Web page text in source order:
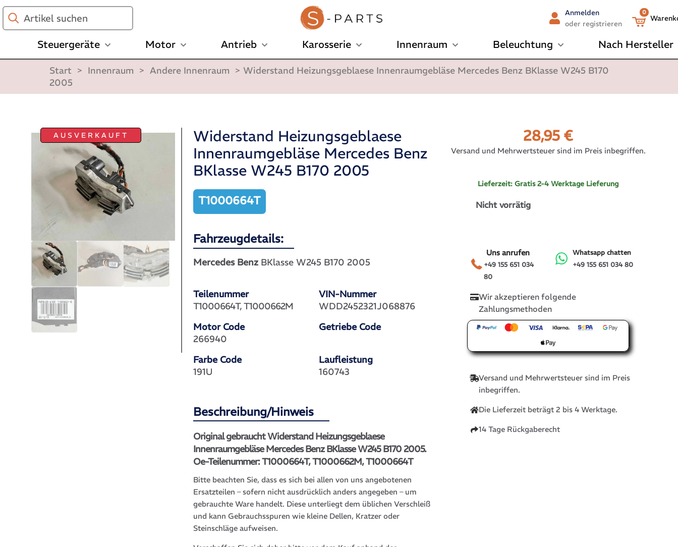
Artikel
suchen
Anmelden
oder registrieren
0
Steuergeräte Motor Antrieb Karosserie Innenraum Beleuchtung Nach Hersteller
Start > Innenraum > Andere Innenraum > Widerstand Heizungsgeblaese Innenraumgebläse Mercedes Benz BKlasse W245 B170
2005
AUSVERKAUFT
Widerstand Heizungsgeblaese
Innenraumgebläse Mercedes Benz
BKlasse W245 B170 2005
T1000664T
Fahrzeugdetails:
Mercedes Benz BKlasse W245 B170 2005
Teilenummer
VIN-Nummer
T1000664T, T1000662M
WDD2452321J068876
Motor Code
Getriebe Code
266940
Farbe Code
Laufleistung
191U
160743
Beschreibung/Hinweis
Original gebraucht Widerstand Heizungsgeblaese
Innenraumgebläse Mercedes Benz BKlasse W245 B170 2005.
Oe-Teilenummer: T1000664T, T1000662M, T1000664T
Bitte beachten Sie, dass es sich bei allen von uns angebotenen
Ersatzteilen – sofern nicht ausdrücklich anders angegeben – um
gebrauchte Ware handelt. Diese unterliegt dem üblichen Verschleiß
und kann Gebrauchsspuren wie kleine Dellen, Kratzer oder
Steinschläge aufweisen.
28,95€
Versand und Mehrwertsteuer sind im Preis inbegriffen.
Lieferzeit:Gratis 2-4 Werktage Lieferung
Nicht vorrätig
+49 155 651 034
80
Uns anrufen
+49 155 651 034 80
Whatsapp chatten
Wir akzeptieren folgende
Zahlungsmethoden
Versand und Mehrwertsteuer sind im Preis
inbegriffen.
Die Lieferzeit beträgt 2 bis 4 Werktage.
14 Tage Rückgaberecht